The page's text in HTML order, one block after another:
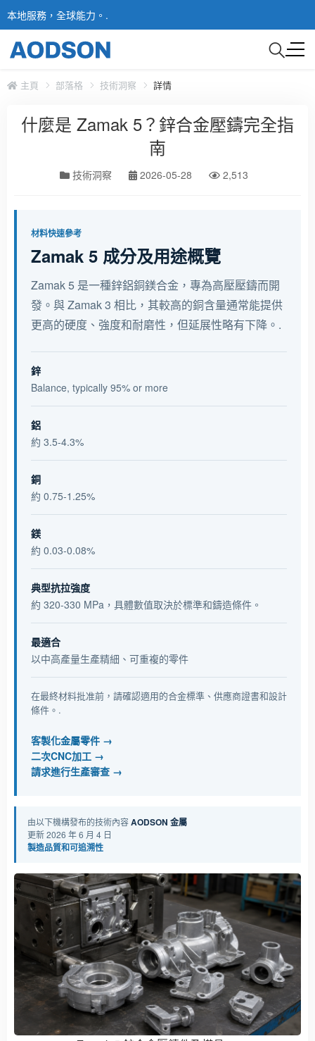
本地服務，全球能力。.
主頁 部落格 技術洞察 詳情
什麼是 Zamak 5？鋅合金壓鑄完全指
南
技術洞察 2026-05-28 2,513
材料快速參考
Zamak 5 成分及用途概覽
Zamak 5 是一種鋅鋁銅鎂合金，專為高壓壓鑄而開
發。與 Zamak 3 相比，其較高的銅含量通常能提供
更高的硬度、強度和耐磨性，但延展性略有下降。.
鋅
Balance, typically 95% or more
鋁
約 3.5-4.3%
銅
約 0.75-1.25%
鎂
約 0.03-0.08%
典型抗拉強度
約 320-330 MPa，具體數值取決於標準和鑄造條件。
最適合
以中高產量生產精細、可重複的零件
在最終材料批准前，請確認適用的合金標準、供應商證書和設計
條件。.
客製化金屬零件
二次CNC加工
請求進行生產審查
由以下機構發布的技術內容AODSON 金屬
更新 2026 年 6 月 4 日
製造品質和可追溯性